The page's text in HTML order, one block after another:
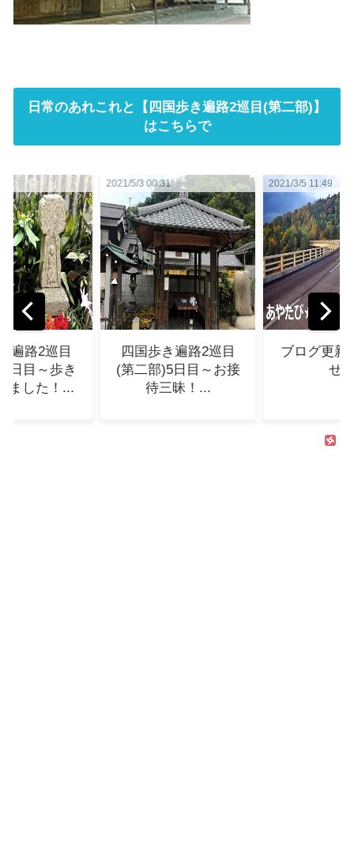
日常のあれこれと【四国歩き遍路2巡目(第二部)】
はこちらで
2021/3/5 11:49
ブログ更新のお知ら
せ...
2021/5/3 00:31
四国歩き遍路2巡目
(第二部)5日目～お接
待三昧！...